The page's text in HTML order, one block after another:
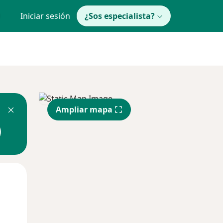
Iniciar sesión ¿Sos especialista?
Ampliar mapa